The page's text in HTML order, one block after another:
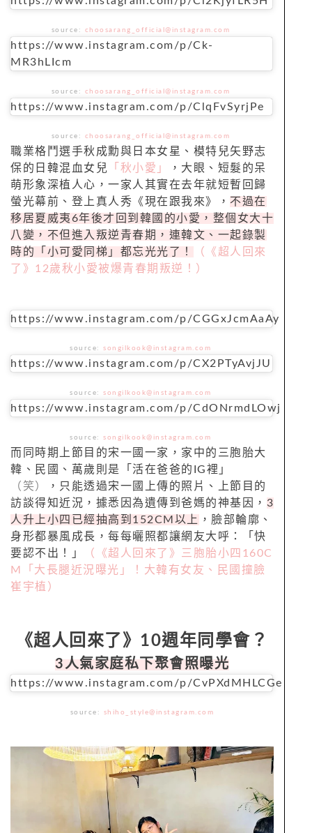
source: choosarang_official@instagram.com
https://www.instagram.com/p/Ck-
MR3hLIcm
source: choosarang_official@instagram.com
https://www.instagram.com/p/ClqFvSyrjPe
source: choosarang_official@instagram.com
職業格鬥選手秋成勳與日本女星、模特兒矢野志
保的日韓混血女兒
「秋小愛」
，大眼、短髮的呆
萌形象深植人心，一家人其實在去年就短暫回歸
螢光幕前、登上真人秀《現在跟我來》， 不過在
移居夏威夷6年後才回到韓國的小愛，整個女大十
八變，不但進入叛逆青春期，連韓文、一起錄製
時的「小可愛同梯」都忘光光了！
（《超人回來
了》12歲秋小愛被爆青春期叛逆！）
https://www.instagram.com/p/CGGxJcmAaAy
source:songilkook@instagram.com
https://www.instagram.com/p/CX2PTyAvjJU
source:songilkook@instagram.com
https://www.instagram.com/p/CdONrmdLOwj
source:songilkook@instagram.com
而同時期上節目的宋一國一家，家中的三胞胎大
韓、民國、萬歲則是「活在爸爸的IG裡」
（笑）
，只能透過宋一國上傳的照片、上節目的
訪談得知近況，據悉因為遺傳到爸媽的神基因， 3
人升上小四已經抽高到152CM以上
，臉部輪廓、
身形都暴風成長，每每曬照都讓網友大呼：「快
要認不出！」
（《超人回來了》三胞胎小四160C
M「大長腿近況曝光」！大韓有女友、民國撞臉
崔宇植）
《超人回來了》10週年同學會？
3人氣家庭私下聚會照曝光
https://www.instagram.com/p/CvPXdMHLCGe
source: shiho_style@instagram.com